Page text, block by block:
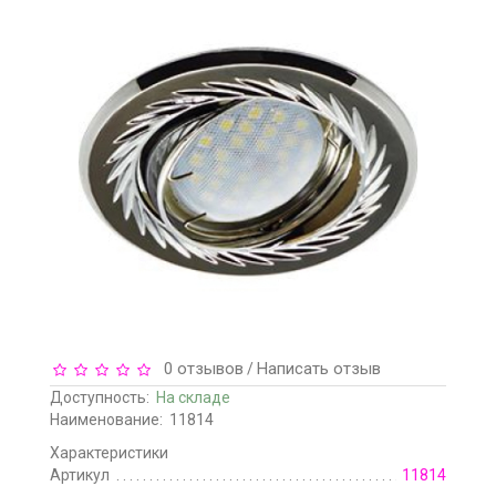
0 отзывов /Написать отзыв
Доступность: На складе
Наименование: 11814
Характеристики
Артикул
11814